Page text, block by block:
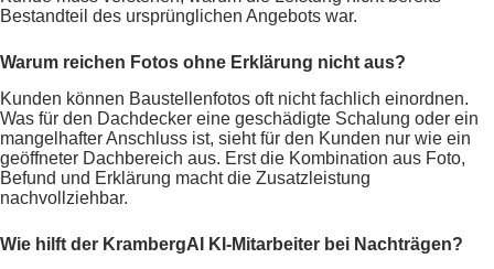
Bestandteil des ursprünglichen Angebots war.
Warum reichen Fotos ohne Erklärung nicht aus?
Kunden können Baustellenfotos oft nicht fachlich einordnen.
Was für den Dachdecker eine geschädigte Schalung oder ein
mangelhafter Anschluss ist, sieht für den Kunden nur wie ein
geöffneter Dachbereich aus. Erst die Kombination aus Foto,
Befund und Erklärung macht die Zusatzleistung
nachvollziehbar.
Wie hilft der KrambergAI KI-Mitarbeiter bei Nachträgen?